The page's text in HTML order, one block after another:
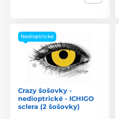
Nedioptrické
Crazy šošovky -
nedioptrické - ICHIGO
sclera (2 šošovky)